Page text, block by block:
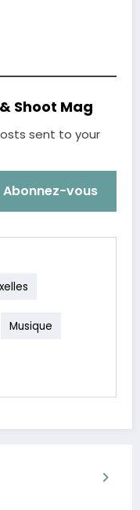
Shoot Mag
sent to your
Abonnez-vous
Musique